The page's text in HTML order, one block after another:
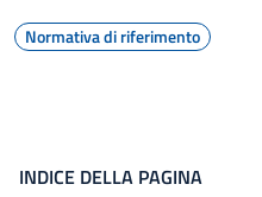
Normativa di riferimento
INDICE DELLA PAGINA